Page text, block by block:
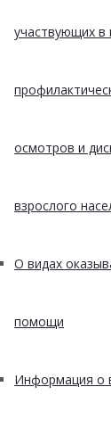
участвующих в
осмотров и
взрослого
О видах
помощи
Информация о